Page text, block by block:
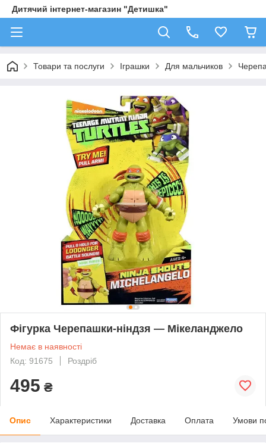
Дитячий інтернет-магазин "Детишка"
Товари та послуги Іграшки Для мальчиков
Фігурка Черепашки-ніндзя — Мікеланджело
Немає в наявності
Код: 91675
Роздріб
495 ₴
Опис Характеристики Доставка Оплата Умови